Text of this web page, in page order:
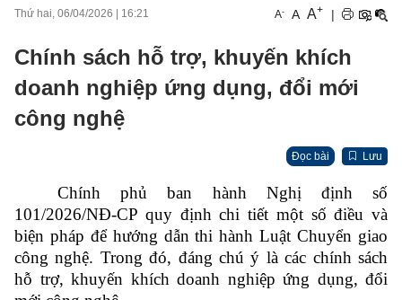
Thứ hai, 06/04/2026 16:21 A- A A+ |
Chính sách hỗ trợ, khuyến khích
doanh nghiệp ứng dụng, đổi mới
công nghệ
Đọc bài Lưu
Chính phủ ban hành Nghị định số
101/2026/NĐ-CP quy định chi tiết một số điều và
biện pháp để hướng dẫn thi hành Luật Chuyển giao
công nghệ. Trong đó, đáng chú ý là các chính sách
hỗ trợ, khuyến khích doanh nghiệp ứng dụng, đổi